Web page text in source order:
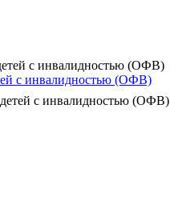
с инвалидностью (ОФВ)
с инвалидностью (ОФВ)